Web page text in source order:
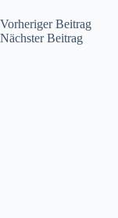
VorherigerBeitrag
NächsterBeitrag